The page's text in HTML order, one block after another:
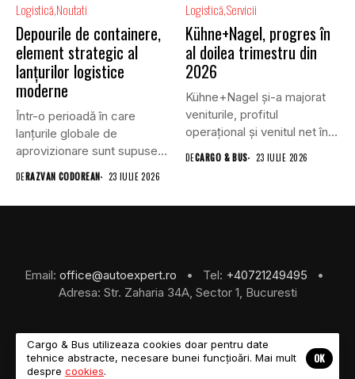
Logistică Noutati
Depourile de containere,
element strategic al
lanțurilor logistice
moderne
Într-o perioadă în care
lanțurile globale de
aprovizionare sunt supuse
unei presiuni...
DERAZVAN CODOREAN 23 IULIE 2026
Logistică Servicii
Kühne+Nagel, progres în
al doilea trimestru din
2026
Kühne+Nagel și-a majorat
veniturile, profitul
operațional și venitul net în
al doilea...
DECARGO & BUS 23 IULIE 2026
Email: office@autoexpert.ro • Tel: +40721249495
•
Adresa: Str. Zaharia 34A, Sector 1, Bucuresti
©2026 Cargo & Bus
Cargo & Bus utilizeaza cookies doar pentru date
tehnice abstracte, necesare bunei funcțioări. Mai mult
despre cookies.
OK